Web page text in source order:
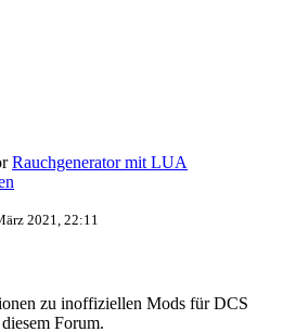
Rauchgenerator mit LUA
2021, 22:11
zu inoffiziellen Mods für DCS
Forum.